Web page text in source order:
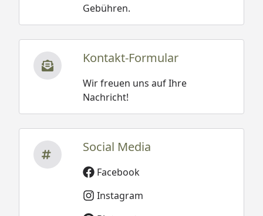
Gebühren.
Kontakt-Formular
Wir freuen uns auf Ihre
Nachricht!
Social Media
Facebook
Instagram